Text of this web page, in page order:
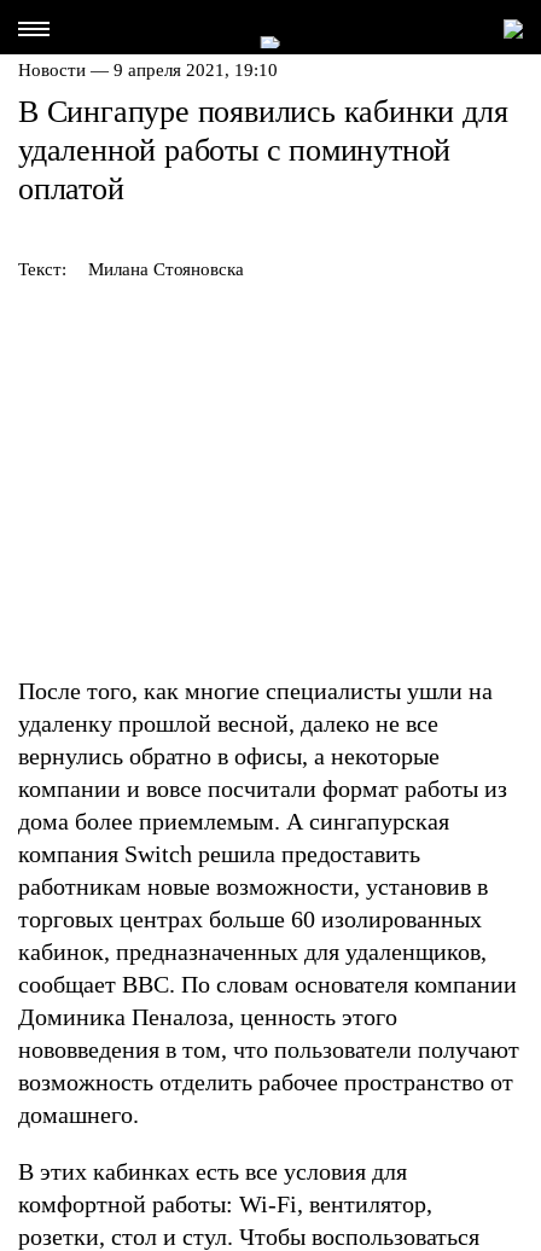
Новости — 9 апреля 2021, 19:10
В Сингапуре появились кабинки для
удаленной работы с поминутной
оплатой
Текст: Милана Стояновска
После того, как многие специалисты ушли на
удаленку прошлой весной, далеко не все
вернулись обратно в офисы, а некоторые
компании и вовсе посчитали формат работы из
дома более приемлемым. А сингапурская
компания Switch решила предоставить
работникам новые возможности, установив в
торговых центрах больше 60 изолированных
кабинок, предназначенных для удаленщиков,
сообщает BBC. По словам основателя компании
Доминика Пеналоза, ценность этого
нововведения в том, что пользователи получают
возможность отделить рабочее пространство от
домашнего.
В этих кабинках есть все условия для
комфортной работы: Wi-Fi, вентилятор,
розетки, стол и стул. Чтобы воспользоваться